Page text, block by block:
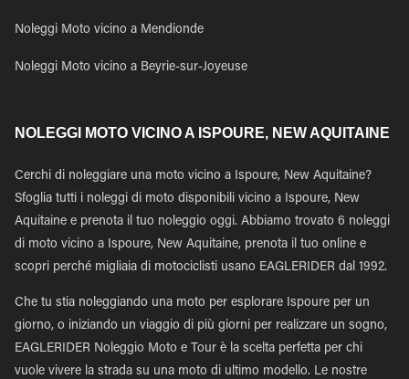
Noleggi Moto vicino a Mendionde
Noleggi Moto vicino a Beyrie-sur-Joyeuse
NOLEGGI MOTO VICINO A ISPOURE, NEW AQUITAINE
Cerchi di noleggiare una moto vicino a Ispoure, New Aquitaine?
Sfoglia tutti i noleggi di moto disponibili vicino a Ispoure, New
Aquitaine e prenota il tuo noleggio oggi. Abbiamo trovato 6 noleggi
di moto vicino a Ispoure, New Aquitaine, prenota il tuo online e
scopri perché migliaia di motociclisti usano EAGLERIDER dal 1992.
Che tu stia noleggiando una moto per esplorare Ispoure per un
giorno, o iniziando un viaggio di più giorni per realizzare un sogno,
EAGLERIDER Noleggio Moto e Tour è la scelta perfetta per chi
vuole vivere la strada su una moto di ultimo modello. Le nostre